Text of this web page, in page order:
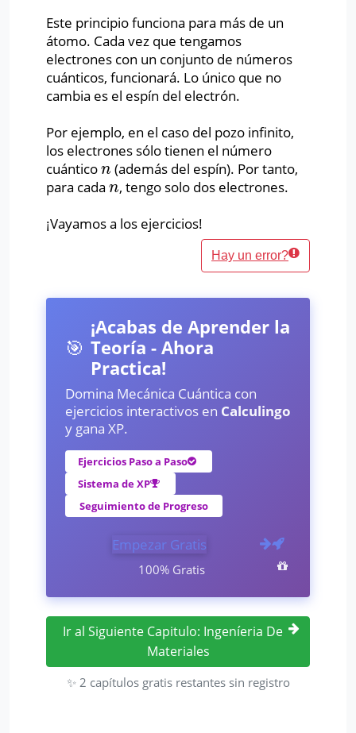
Este principio funciona para más de un
átomo. Cada vez que tengamos
electrones con un conjunto de números
cuánticos, funcionará. Lo único que no
cambia es el espín del electrón.
Por ejemplo, en el caso del pozo infinito,
los electrones sólo tienen el número
cuántico n
n (además del espín). Por tanto,
para cada n
n, tengo solo dos electrones.
¡Vayamos a los ejercicios!
Hay un error?
🎯
¡Acabas de Aprender la
Teoría - Ahora
Practica!
Domina Mecánica Cuántica con
ejercicios interactivos en Calculingo
y gana XP.
Ejercicios Paso a Paso
Sistema de XP
Seguimiento de Progreso
Empezar Gratis
100% Gratis
Ir al Siguiente Capitulo: Ingeníeria De
Materiales
✨ 2 capítulos gratis restantes sin registro